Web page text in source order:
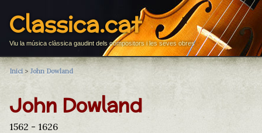
Classica.cat
Viu la música clàssica gaudint dels compositors i les seves obres
Inici > John Dowland
John Dowland
1562 - 1626